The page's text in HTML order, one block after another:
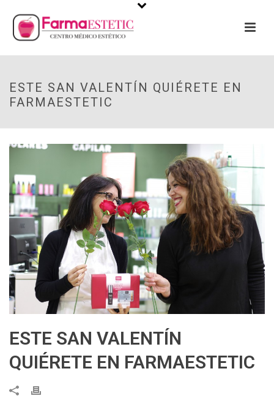
ESTE SAN VALENTÍN QUIÉRETE EN
FARMAESTETIC
ESTE SAN VALENTÍN
QUIÉRETE EN FARMAESTETIC